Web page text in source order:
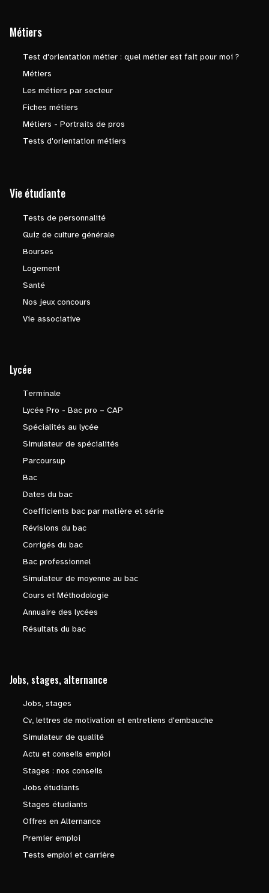
Métiers
Test d'orientation métier : quel métier est fait pour moi ?
Métiers
Les métiers par secteur
Fiches métiers
Métiers - Portraits de pros
Tests d'orientation métiers
Vie étudiante
Tests de personnalité
Quiz de culture générale
Bourses
Logement
Santé
Nos jeux concours
Vie associative
Lycée
Terminale
Lycée Pro - Bac pro – CAP
Spécialités au lycée
Simulateur de spécialités
Parcoursup
Bac
Dates du bac
Coefficients bac par matière et série
Révisions du bac
Corrigés du bac
Bac professionnel
Simulateur de moyenne au bac
Cours et Méthodologie
Annuaire des lycées
Résultats du bac
Jobs, stages, alternance
Jobs, stages
Cv, lettres de motivation et entretiens d'embauche
Simulateur de qualité
Actu et conseils emploi
Stages : nos conseils
Jobs étudiants
Stages étudiants
Offres en Alternance
Premier emploi
Tests emploi et carrière